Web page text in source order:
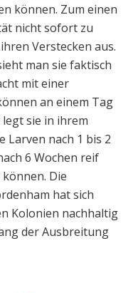
können. Zum einen
nicht sofort zu
Verstecken aus.
man sie faktisch
mit einer
an einem Tag
sie in ihrem
Larven nach 1 bis 2
6 Wochen reif
Die
hat sich
Kolonien nachhaltig
der Ausbreitung